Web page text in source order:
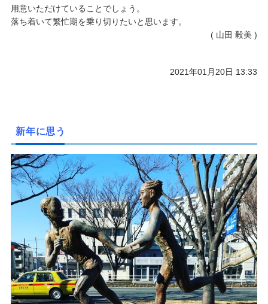
用意いただけていることでしょう。
落ち着いて繁忙期を乗り切りたいと思います。
( 山田 毅美 )
2021年01月20日 13:33
新年に思う